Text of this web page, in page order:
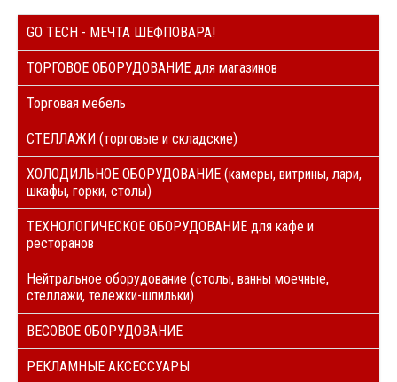
GO TECH - МЕЧТА ШЕФПОВАРА!
ТОРГОВОЕ ОБОРУДОВАНИЕ для магазинов
Торговая мебель
СТЕЛЛАЖИ (торговые и складские)
ХОЛОДИЛЬНОЕ ОБОРУДОВАНИЕ (камеры, витрины, лари,
шкафы, горки, столы)
ТЕХНОЛОГИЧЕСКОЕ ОБОРУДОВАНИЕ для кафе и
ресторанов
Нейтральное оборудование (столы, ванны моечные,
стеллажи, тележки-шпильки)
ВЕСОВОЕ ОБОРУДОВАНИЕ
РЕКЛАМНЫЕ АКСЕССУАРЫ